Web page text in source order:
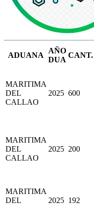
ADUANA
AÑO
DUA
CANT.
MARITIMA
DEL
CALLAO
2025 600
MARITIMA
DEL
CALLAO
2025 200
MARITIMA
DEL
2025 192